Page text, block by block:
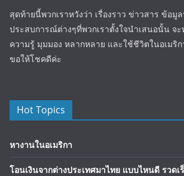
สุดท้ายนี้พวกเราหวังว่า เรื่องราว ข่าวสาร ข้อมู
ประสบการณ์ต่างๆที่พวกเราตั้งใจนำเสนอนั้น จ
ความรู้ มุมมอง หลากหลาย และใช้ชีวิตในอเมริ
ขอให้โชคดีค่ะ
Hot Topics
หางานในอเมริกา
โอนเงินจากต่างประเทศมาไทย แบบไหนดี รวด